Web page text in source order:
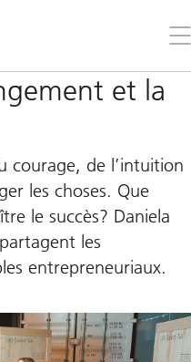
le
et la
courage, de l’intuition
les choses. Que
le succès? Daniela
les
entrepreneuriaux.